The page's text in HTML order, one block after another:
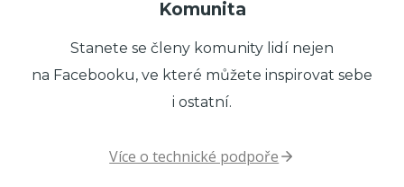
Komunita
Stanete se členy komunity lidí nejen
na Facebooku, ve které můžete inspirovat sebe
i ostatní.
Více o technické podpoře